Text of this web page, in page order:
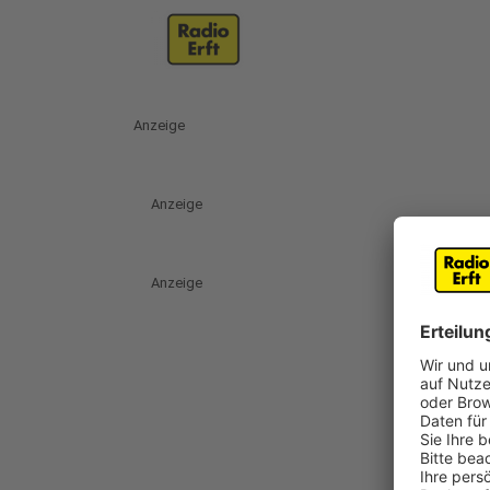
Anzeige
Anzeige
Anzeige